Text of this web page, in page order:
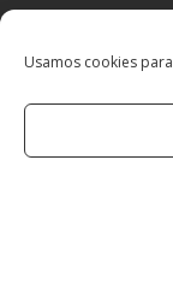
Usamos cookies
Centro de
© 2021 –